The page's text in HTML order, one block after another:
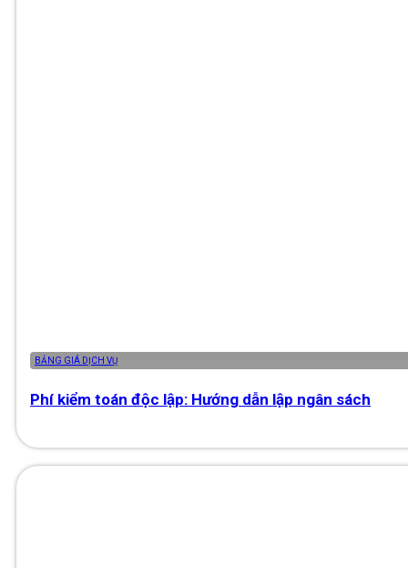
BẢNG GIÁ DỊCH VỤ
Phí kiểm toán độc lập: Hướng dẫn lập ngân sách